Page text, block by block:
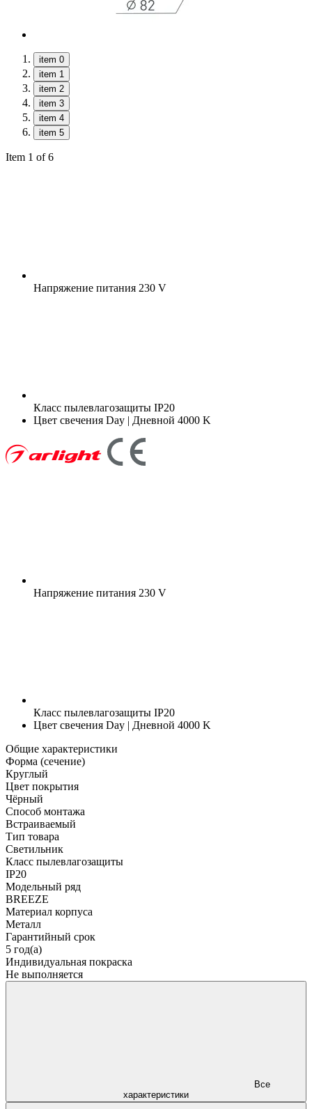
item 0
item 1
item 2
item 3
item 4
item 5
Item 1 of 6
Напряжение питания 230 V
Класс пылевлагозащиты IP20
Цвет свечения Day | Дневной 4000 K
Напряжение питания 230 V
Класс пылевлагозащиты IP20
Цвет свечения Day | Дневной 4000 K
Общие характеристики
Форма (сечение)
Круглый
Цвет покрытия
Чёрный
Способ монтажа
Встраиваемый
Тип товара
Светильник
Класс пылевлагозащиты
IP20
Модельный ряд
BREEZE
Материал корпуса
Металл
Гарантийный срок
5 год(а)
Индивидуальная покраска
Не выполняется
характеристики